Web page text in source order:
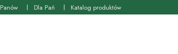
Dla Pań Katalog produktów